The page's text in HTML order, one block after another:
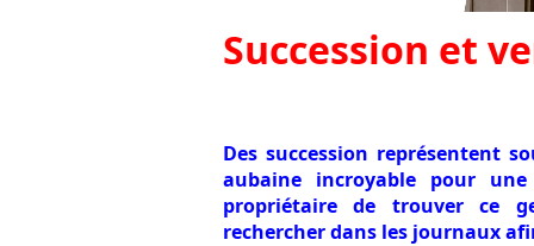
Succession et
Des succession représentent
aubaine incroyable pour
propriétaire de trouver ce
rechercher dans les journaux